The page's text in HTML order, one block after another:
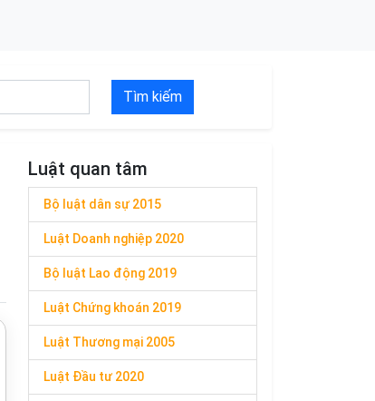
Tìm kiếm
Luật quan tâm
Bộ luật dân sự 2015
Luật Doanh nghiệp 2020
Bộ luật Lao động 2019
Luật Chứng khoán 2019
Luật Thương mại 2005
Luật Đầu tư 2020